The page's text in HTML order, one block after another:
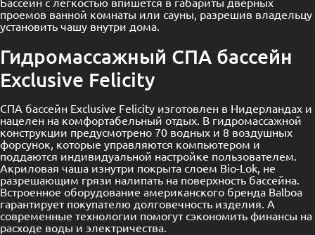
проемов ванной комнаты или сауны, разрешив владельцу
установить чашу внутри дома.
Гидромассажный СПА бассейн
Exclusive Felicity
СПА бассейн Exclusive Felicity изготовлен в Нидерландах и
нацелен на комфортабельный отдых. В гидромассажной
конструкции предусмотрено 70 водных и 8 воздушных
форсунок, которые управляются компьютером и
поддаются индивидуальной настройке пользователем.
Акриловая чаша изнутри покрыта слоем Bio-Lok, не
разрешающим грязи налипать на поверхность бассейна.
Встроенное оборудование американского бренда Balboa
гарантирует покупателю долговечность изделия. А
современные технологии помогут сэкономить финансы на
расходе воды и электричества.